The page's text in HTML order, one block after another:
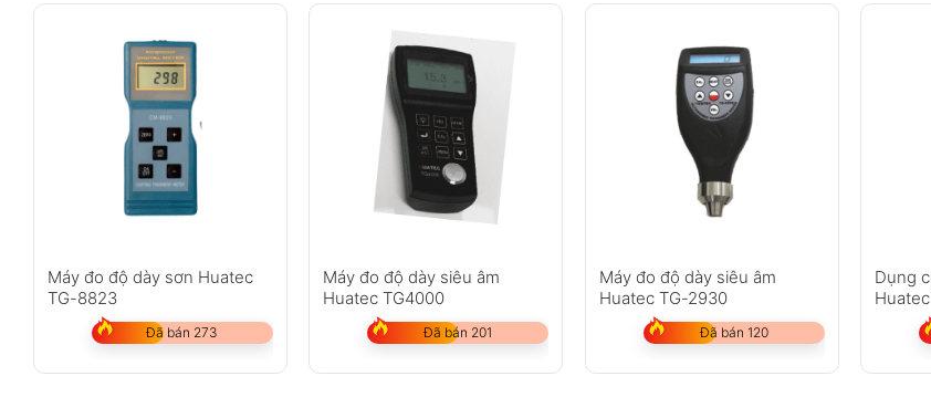
Máy đo độ dày sơn Huatec
TG-8823
Đã bán 273
Máy đo độ dày siêu âm
Huatec TG4000
Đã bán 201
Máy đo độ dày siêu âm
Huatec TG-2930
Đã bán 120
Dụng